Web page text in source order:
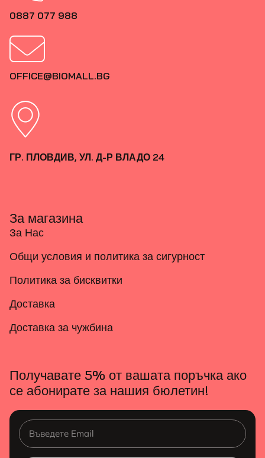
0887 077 988
OFFICE@BIOMALL.BG
ГР. ПЛОВДИВ, УЛ. Д-Р ВЛАДО 24
За магазина
За Нас
Общи условия и политика за сигурност
Политика за бисквитки
Доставка
Доставка за чужбина
Получавате 5% от вашата поръчка ако
се абонирате за нашия бюлетин!